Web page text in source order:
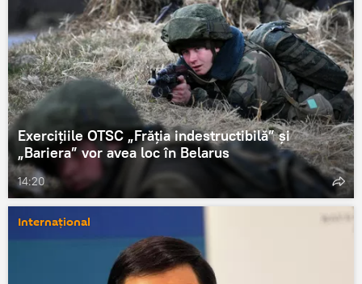
Exercițiile OTSC „Frăția indestructibilă” și
„Bariera” vor avea loc în Belarus
14:20
Internațional